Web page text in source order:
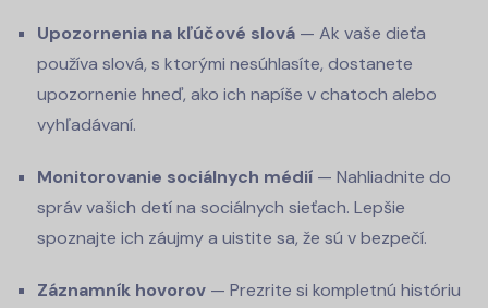
Upozornenia na kľúčové slová — Ak vaše dieťa
používa slová, s ktorými nesúhlasíte, dostanete
upozornenie hneď, ako ich napíše v chatoch alebo
vyhľadávaní.
Monitorovanie sociálnych médií — Nahliadnite do
správ vašich detí na sociálnych sieťach. Lepšie
spoznajte ich záujmy a uistite sa, že sú v bezpečí.
Záznamník hovorov — Prezrite si kompletnú históriu